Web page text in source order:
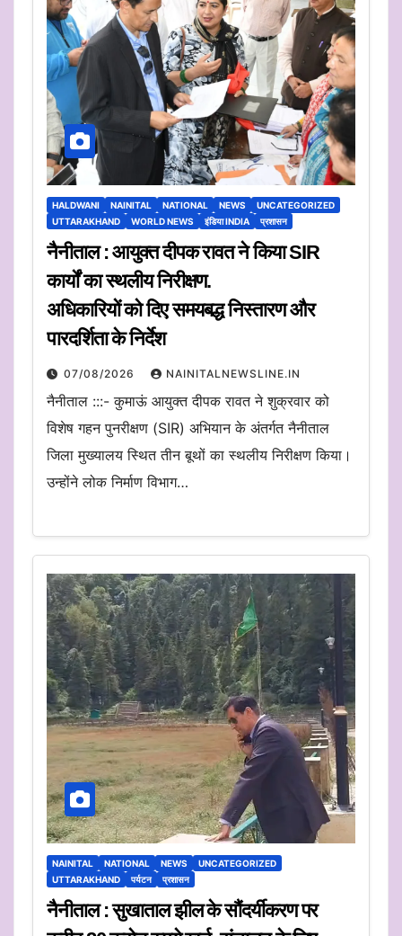
HALDWANI NAINITAL NATIONAL NEWS
UNCATEGORIZED
UTTARAKHAND
WORLD NEWS इंडिया INDIA प्रशासन
नैनीताल : आयुक्त दीपक रावत ने किया SIR
कार्यों का स्थलीय निरीक्षण.
अधिकारियों को दिए समयबद्ध निस्तारण और
पारदर्शिता के निर्देश
07/08/2026 NAINITALNEWSLINE.IN
नैनीताल :::- कुमाऊं आयुक्त दीपक रावत ने शुक्रवार को
विशेष गहन पुनरीक्षण (SIR) अभियान के अंतर्गत नैनीताल
जिला मुख्यालय स्थित तीन बूथों का स्थलीय निरीक्षण किया।
उन्होंने लोक निर्माण विभाग…
NAINITAL NATIONAL NEWS
UNCATEGORIZED
UTTARAKHAND
पर्यटन प्रशासन
नैनीताल : सुखाताल झील के सौंदर्यीकरण पर